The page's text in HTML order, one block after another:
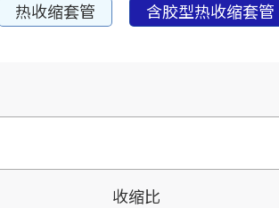
热收缩套管 含胶型热收缩套管
收缩比